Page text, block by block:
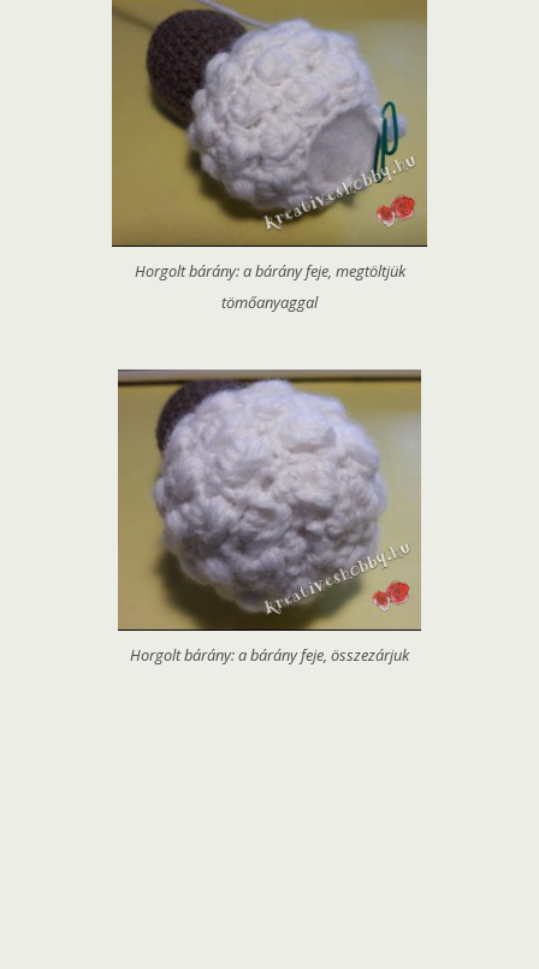
Horgolt bárány: a bárány feje, megtöltjük
tömőanyaggal
Horgolt bárány: a bárány feje, összezárjuk